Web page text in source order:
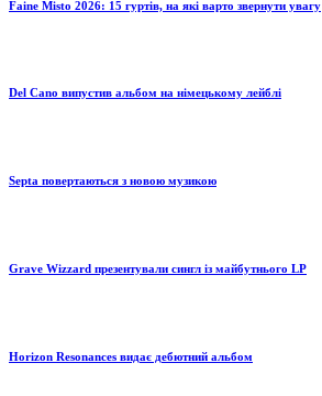
Faine Misto 2026: 15 гуртів, на які варто звернути увагу
Del Cano випустив альбом на німецькому лейблі
Septa повертаються з новою музикою
Grave Wizzard презентували сингл із майбутнього LP
Horizon Resonances видає дебютний альбом